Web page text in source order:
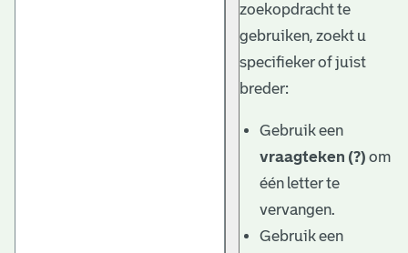
zoekopdracht te
gebruiken, zoekt u
specifieker of juist
breder:
Gebruik een
vraagteken (?) om
één letter te
vervangen.
Gebruik een